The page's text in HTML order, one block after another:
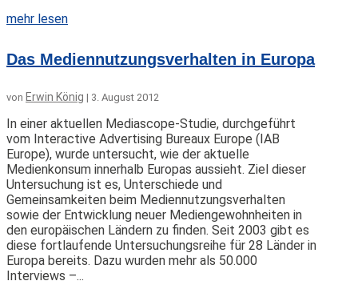
mehr lesen
Das Mediennutzungsverhalten in Europa
von Erwin König | 3. August 2012
In einer aktuellen Mediascope-Studie, durchgeführt
vom Interactive Advertising Bureaux Europe (IAB
Europe), wurde untersucht, wie der aktuelle
Medienkonsum innerhalb Europas aussieht. Ziel dieser
Untersuchung ist es, Unterschiede und
Gemeinsamkeiten beim Mediennutzungsverhalten
sowie der Entwicklung neuer Mediengewohnheiten in
den europäischen Ländern zu finden. Seit 2003 gibt es
diese fortlaufende Untersuchungsreihe für 28 Länder in
Europa bereits. Dazu wurden mehr als 50.000
Interviews –...